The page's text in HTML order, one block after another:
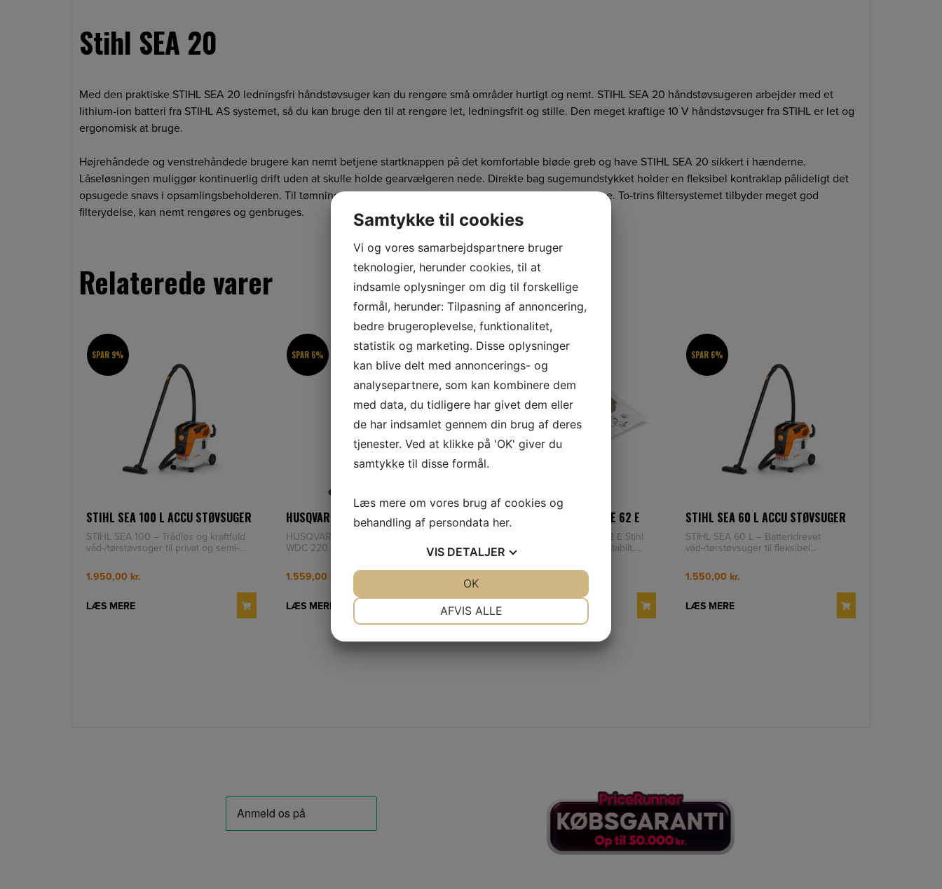
Stihl SEA 20
Med den praktiske STIHL SEA 20 ledningsfri håndstøvsuger kan du rengøre små områder hurtigt og nemt. STIHL SEA 20 håndstøvsugeren arbejder med et
lithium-ion batteri fra STIHL AS systemet, så du kan bruge den til at rengøre let, ledningsfrit og stille. Den meget kraftige 10 V håndstøvsuger fra STIHL er let og
ergonomisk at bruge.
Højrehåndede og venstrehåndede brugere kan nemt betjene startknappen på det komfortable bløde greb og have STIHL SEA 20 sikkert i hænderne.
Låseløsningen muliggør kontinuerlig drift uden at skulle holde gearvælgeren nede. Direkte bag sugemundstykket holder en fleksibel kontraklap pålideligt det
opsugede snavs i opsamlingsbeholderen. Til tømning og rengøring kan du fjerne den med kun én bevægelse. To-trins filtersystemet tilbyder meget god
filterydelse, kan nemt rengøres og genbruges.
Relaterede varer
SPAR 9%
STIHL SEA 100 L ACCU STØVSUGER
STIHL SEA 100 – Trådløs og kraftfuld
våd-/tørstøvsuger til privat og semi-
1.950,00 kr.
LÆS MERE
SPAR 6%
HUSQVARNA WDC220 STØVSUGER
HUSQVARNA WDC 220 HUSQVARNA
WDC 220 er en Våd & Tør støvsuger
1.559,00
LÆS MERE
SPAR 6%
Stihl Støvsugerposer til SE 62 E
Stihl Støvsugerposer til SE 62 E Stihl
Støvsugerposer til SE 62 E: Stabilt,
rivfast fleece, 5 styk.
LÆS MERE
SPAR 6%
STIHL SEA 60 L ACCU STØVSUGER
STIHL SEA 60 L – Batteridrevet
våd-/tørstøvsuger til fleksibel
1.550,00 kr.
LÆS MERE
Samtykke til cookies
Vi og vores samarbejdspartnere bruger
teknologier, herunder cookies, til at
indsamle oplysninger om dig til forskellige
formål, herunder: Tilpasning af annoncering,
bedre brugeroplevelse, funktionalitet,
statistik og marketing. Disse oplysninger
kan blive delt med annoncerings- og
analysepartnere, som kan kombinere dem
med data, du tidligere har givet dem eller
de har indsamlet gennem din brug af deres
tjenester. Ved at klikke på 'OK' giver du
samtykke til disse formål.
Læs mere om vores brug af cookies og
behandling af persondata her.
VIS DETALJER
AFVIS ALLE
OK